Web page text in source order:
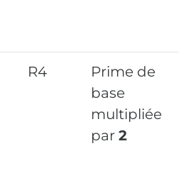
R4
Prime de
base
multipliée
par 2